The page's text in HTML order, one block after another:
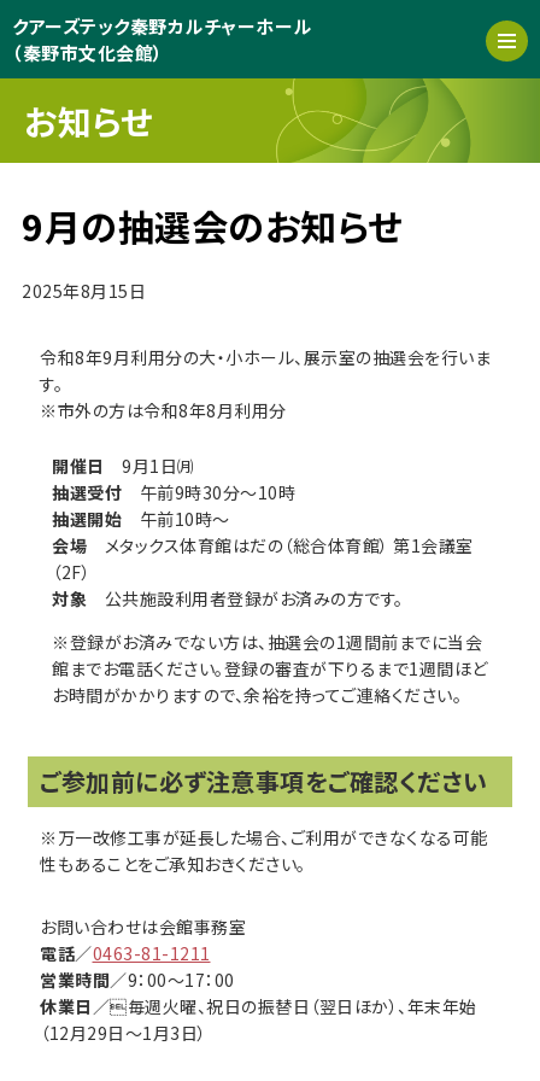
クアーズテック秦野カルチャーホール
（秦野市文化会館）
お知らせ
9月の抽選会のお知らせ
2025年8月15日
令和8年9月利用分の大・小ホール、展示室の抽選会を行いま
す。
※市外の方は令和8年8月利用分
開催日
9月1日㈪
抽選受付 午前9時30分〜10時
抽選開始 午前10時〜
会場 メタックス体育館はだの（総合体育館） 第1会議室
（2F）
対象 公共施設利用者登録がお済みの方です。
※登録がお済みでない方は、抽選会の1週間前までに当会
館までお電話ください。登録の審査が下りるまで1週間ほど
お時間がかかりますので、余裕を持ってご連絡ください。
ご参加前に必ず注意事項をご確認ください
※万一改修工事が延長した場合、ご利用ができなくなる可能
性もあることをご承知おきください。
お問い合わせは会館事務室
電話／0463-81-1211
営業時間／9：00〜17：00
休業日 ／毎週火曜、祝日の振替日（翌日ほか）、年末年始
（12月29日～1月3日）